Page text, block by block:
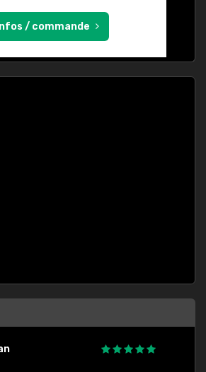
Infos / commande